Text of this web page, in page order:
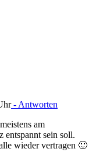
- Antworten
am
entspannt sein soll.
wieder vertragen 🙂